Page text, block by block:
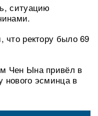
ситуацию
ректору было 69
Чен Ына привёл в
нового эсминца в